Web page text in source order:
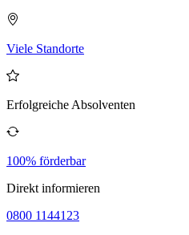
Viele Standorte
Erfolgreiche Absolventen
100% förderbar
Direkt informieren
0800 1144123